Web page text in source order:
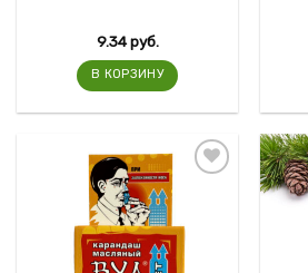
9.34руб.
В КОРЗИНУ